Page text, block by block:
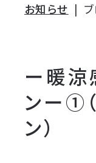
お知らせ
ー暖涼
ンー①
ン）